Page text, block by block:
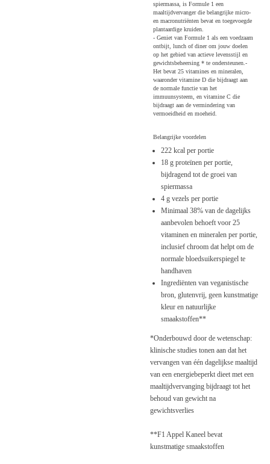
spiermassa, is Formule 1 een
maaltijdvervanger die belangrijke micro-
en macronutriënten bevat en toegevoegde
plantaardige kruiden.
- Geniet van Formule 1 als een voedzaam
ontbijt, lunch of diner om jouw doelen
op het gebied van actieve levensstijl en
gewichtsbeheersing * te ondersteunen.-
Het bevat 25 vitamines en mineralen,
waaronder vitamine D die bijdraagt ​​aan
de normale functie van het
immuunsysteem, en vitamine C die
bijdraagt ​​aan de vermindering van
vermoeidheid en moeheid.
Belangrijke voordelen
222 kcal per portie
18 g proteïnen per portie,
bijdragend tot de groei van
spiermassa
4 g vezels per portie
Minimaal 38% van de dagelijks
aanbevolen behoeft voor 25
vitaminen en mineralen per portie,
inclusief chroom dat helpt om de
normale bloedsuikerspiegel te
handhaven
Ingrediënten van veganistische
bron, glutenvrij, geen kunstmatige
kleur en natuurlijke
smaakstoffen**
*Onderbouwd door de wetenschap:
klinische studies tonen aan dat het
vervangen van één dagelijkse maaltijd
van een energiebeperkt dieet met een
maaltijdvervanging bijdraagt ​​tot het
behoud van gewicht na
gewichtsverlies
**F1 Appel Kaneel bevat
kunstmatige smaakstoffen